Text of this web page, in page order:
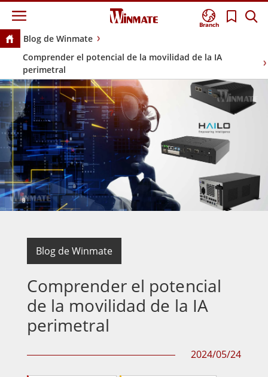
Branch
Blog de Winmate
Comprender el potencial de la movilidad de la IA
perimetral
Blog de Winmate
Comprender el potencial
de la movilidad de la IA
perimetral
2024/05/24